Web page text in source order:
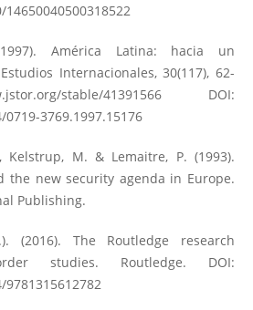
América Latina: hacia un
Internacionales, 30(117), 62-
stable/41391566 DOI:
3769.1997.15176
Kelstrup, M. & Lemaitre, P. (1993).
the new security agenda in Europe.
Publishing.
(2016). The Routledge research
studies. Routledge. DOI: